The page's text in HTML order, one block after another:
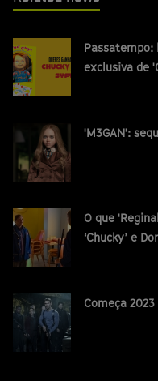
exclusiva de
'M3GAN':
O que
‘Chucky’ e
Começa